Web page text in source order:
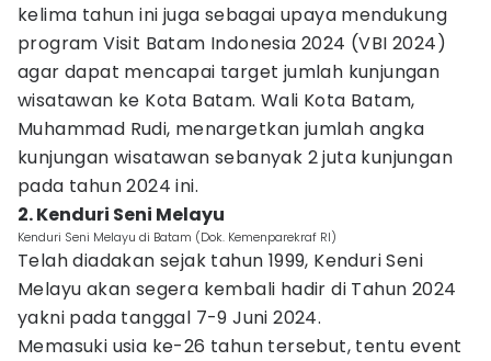
kelima tahun ini juga sebagai upaya mendukung
program Visit Batam Indonesia 2024 (VBI 2024)
agar dapat mencapai target jumlah kunjungan
wisatawan ke Kota Batam. Wali Kota Batam,
Muhammad Rudi, menargetkan jumlah angka
kunjungan wisatawan sebanyak 2 juta kunjungan
pada tahun 2024 ini.
2. Kenduri Seni Melayu
Kenduri Seni Melayu di Batam (Dok. Kemenparekraf RI)
Telah diadakan sejak tahun 1999, Kenduri Seni
Melayu akan segera kembali hadir di Tahun 2024
yakni pada tanggal 7-9 Juni 2024.
Memasuki usia ke-26 tahun tersebut, tentu event